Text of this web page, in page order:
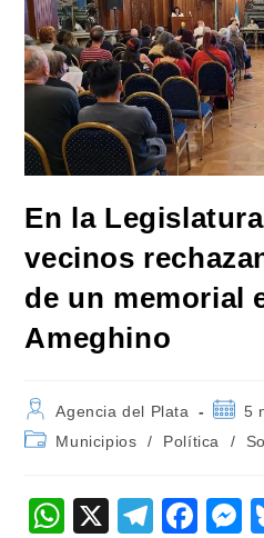
En la
vecinos
de un memorial
Ameghino
Autor
de
la
Agencia del Plata
la
5
Categoría
entrada:
Municipios / Política /
W
X
T
F